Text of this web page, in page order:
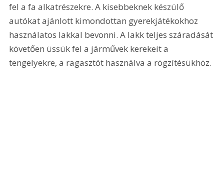
fel a fa alkatrészekre. A kisebbeknek készülő
autókat ajánlott kimondottan gyerekjátékokhoz
használatos lakkal bevonni. A lakk teljes száradását
követően üssük fel a járművek kerekeit a
tengelyekre, a ragasztót használva a rögzítésükhöz.